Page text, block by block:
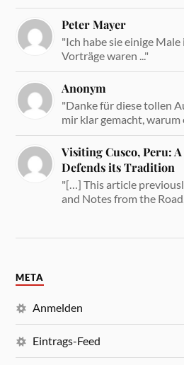
Peter Mayer
"Ich habe sie einige
Vorträge waren ..."
Anonym
"Danke für diese tollen
mir klar gemacht, warum
Visiting Cusco, Peru:
Defends its Tradition
"[…] This article
and Notes from the
META
Anmelden
Eintrags-Feed